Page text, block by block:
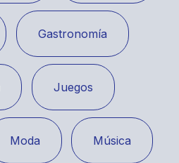
Gastronomía
Juegos
Moda Música